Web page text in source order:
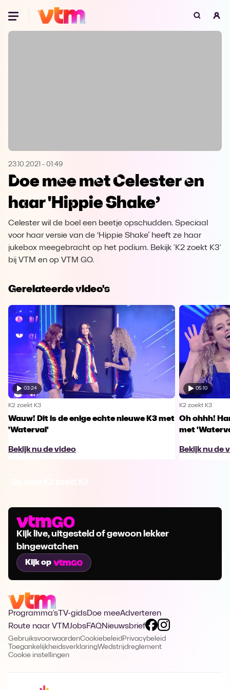
Oeps, browser niet ondersteund
Microsoft Edge Download
Opera
23.10.2021 - 01:49
Doe mee met Celester en
haar 'Hippie Shake’
Celester wil de boel een beetje opschudden. Speciaal
voor haar versie van de ‘Hippie Shake’ heeft ze haar
jukebox meegebracht op het podium. Bekijk 'K2 zoekt K3'
bij VTM en op VTM GO.
Gerelateerde video's
03:24
K2 zoekt K3
Wauw! Dit is de enige echte nieuwe K3 met
'Waterval'
Bekijk nu de video
05:10
K2 zoekt K3
Oh ohhh!
met
Bekijk nu de
Kijk live, uitgesteld of gewoon lekker
bingewatchen
Kijk op
Programma's TV-gidsDoe meeAdverteren
Route naar VTMJobsFAQNieuwsbrief
GebruiksvoorwaardenCookiebeleid Privacybeleid
ToegankelijkheidsverklaringWedstrijdreglement
Cookie instellingen